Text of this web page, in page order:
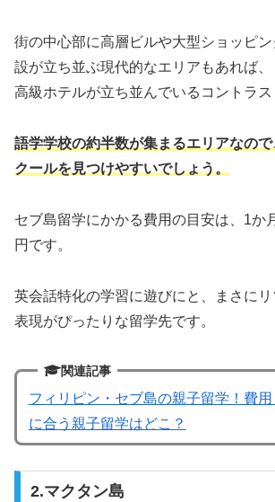
街の中心部に高層ビルや大型ショッピ
設が立ち並ぶ現代的なエリアもあれば
高級ホテルが立ち並んでいるコントラス
語学学校の約半数が集まるエリアなの
クールを見つけやすいでしょう。
セブ島留学にかかる費用の目安は、1か
円です。
英会話特化の学習に遊びにと、まさにリ
表現がぴったりな留学先です。
関連記事
フィリピン・セブ島の親子留学！費
に合う親子留学はどこ？
2.マクタン島